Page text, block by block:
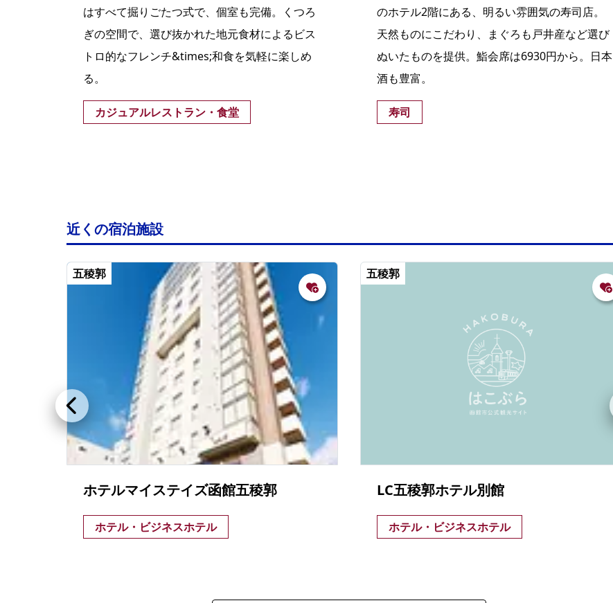
はすべて掘りごたつ式で、個室も完備。くつろ
ぎの空間で、選び抜かれた地元食材によるビス
トロ的なフレンチ&times;和食を気軽に楽しめ
る。
カジュアルレストラン・食堂
のホテル2階にある、明るい雰囲気の寿司店。
天然ものにこだわり、まぐろも戸井産など選び
ぬいたものを提供。鮨会席は6930円から。日本
酒も豊富。
寿司
近くの宿泊施設
五稜郭
ホテルマイステイズ函館五稜郭
ホテル・ビジネスホテル
五稜郭
LC五稜郭ホテル別館
ホテル・ビジネスホテル